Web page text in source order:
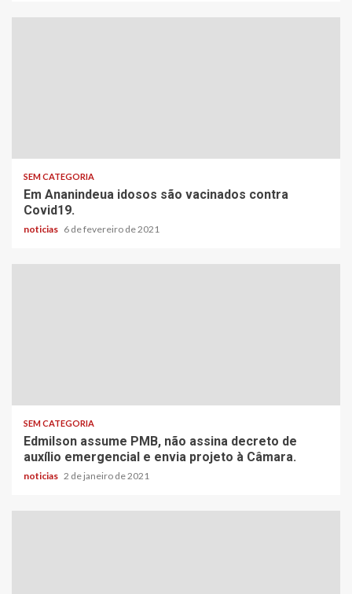
SEM CATEGORIA
Em Ananindeua idosos são vacinados contra
Covid19.
noticias 6 de fevereiro de 2021
SEM CATEGORIA
Edmilson assume PMB, não assina decreto de
auxílio emergencial e envia projeto à Câmara.
noticias 2 de janeiro de 2021